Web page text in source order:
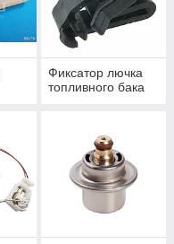
Фиксатор лючка
топливного бака